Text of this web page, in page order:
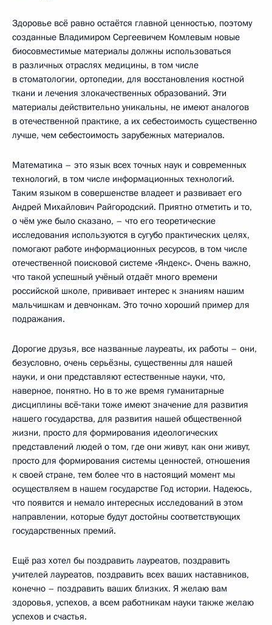
Здоровье всё равно остаётся главной ценностью, поэтому
созданные Владимиром Сергеевичем Комлевым новые
биосовместимые материалы должны использоваться
в различных отраслях медицины, в том числе
в стоматологии, ортопедии, для восстановления костной
ткани и лечения злокачественных образований. Эти
материалы действительно уникальны, не имеют аналогов
в отечественной практике, а их себестоимость существенно
лучше, чем себестоимость зарубежных материалов.
Математика – это язык всех точных наук и современных
технологий, в том числе информационных технологий.
Таким языком в совершенстве владеет и развивает его
Андрей Михайлович Райгородский. Приятно отметить и то,
о чём уже было сказано, – что его теоретические
исследования используются в сугубо практических целях,
помогают работе информационных ресурсов, в том числе
отечественной поисковой системе «Яндекс». Очень важно,
что такой успешный учёный отдаёт много времени
российской школе, прививает интерес к знаниям нашим
мальчишкам и девчонкам. Это точно хороший пример для
подражания.
Дорогие друзья, все названные лауреаты, их работы – они,
безусловно, очень серьёзны, существенны для нашей
науки, и они представляют естественные науки, что,
наверное, понятно. Но в то же время гуманитарные
дисциплины всё‑таки тоже имеют значение для развития
нашего государства, для развития нашей общественной
жизни, просто для формирования идеологических
представлений людей о том, где они живут, как они живут,
просто для формирования системы ценностей, отношения
к своей стране, тем более что в настоящий момент мы
осуществляем в нашем государстве Год истории. Надеюсь,
что появится и немало интересных исследований в этом
направлении, которые будут достойны соответствующих
государственных премий.
Ещё раз хотел бы поздравить лауреатов, поздравить
учителей лауреатов, поздравить всех ваших наставников,
конечно – поздравить ваших близких. Я желаю вам
здоровья, успехов, а всем работникам науки также желаю
успехов и счастья.